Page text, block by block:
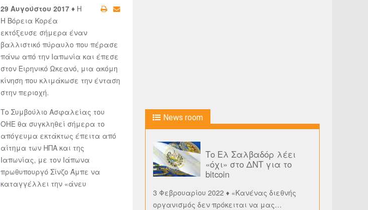
29 Αυγούστου 2017 ♦ Η
Η Βόρεια Κορέα
εκτόξευσε σήμερα έναν
βαλλιστικό πύραυλο που πέρασε
πάνω από την Ιαπωνία και έπεσε
στον Ειρηνικό Ωκεανό, μια ακόμη
κίνηση που κλιμάκωσε την ένταση
στην περιοχή.
Το Συμβούλιο Ασφαλείας του
ΟΗΕ θα συγκληθεί σήμερα το
απόγευμα εκτάκτως έπειτα από
αίτημα των ΗΠΑ και της
Ιαπωνίας, με τον Ιάπωνα
πρωθυπουργό Σίνζο Άμπε να
καταγγέλλει την «άνευ
News room
Το Ελ Σαλβαδόρ λέει
«όχι» στο ΔΝΤ για το
bitcoin
3 Φεβρουαρίου 2022 ♦ «Κανένας διεθνής
οργανισμός δεν πρόκειται να μας…